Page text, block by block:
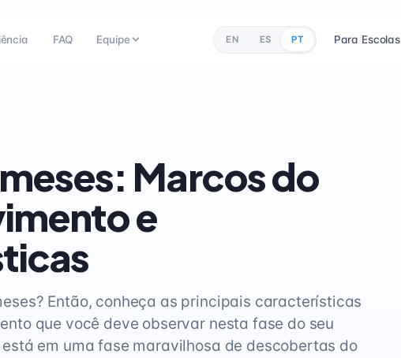
FAQ Equipe EN ES PT Para Escolas
Marcos do
e
Então, conheça as principais características
que você deve observar nesta fase do seu
em uma fase maravilhosa de descobertas do